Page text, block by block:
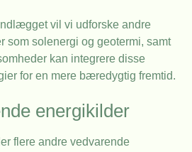
vil vi udforske andre
som solenergi og geotermi, samt
kan integrere disse
for en mere bæredygtig fremtid.
energikilder
flere andre vedvarende